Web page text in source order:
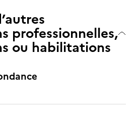
professionnelles,
ou habilitations